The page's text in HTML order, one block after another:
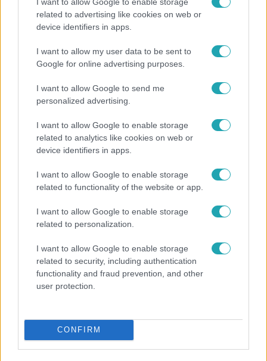
related to advertising like cookies on web or
device identifiers in apps.
I want to allow my user data to be sent to
Google for online advertising purposes.
I want to allow Google to send me
personalized advertising.
I want to allow Google to enable storage
related to analytics like cookies on web or
device identifiers in apps.
I want to allow Google to enable storage
related to functionality of the website or app.
I want to allow Google to enable storage
related to personalization.
I want to allow Google to enable storage
related to security, including authentication
functionality and fraud prevention, and other
user protection.
CONFIRM
Külföld
2022. november 9. 11:31
mert fél, hogy valamelyik kormányfő felpofozza
Egy ellenzéki Telegram-csatorna belső forrásokra
hivatkozva állítja ezt.